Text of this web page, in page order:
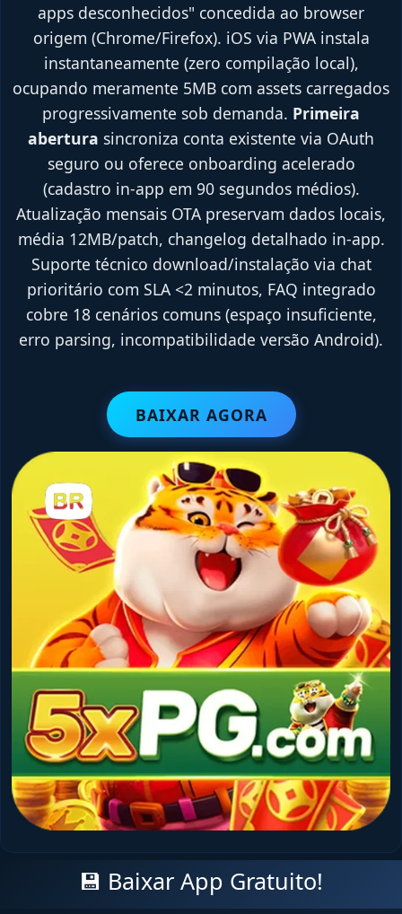
apps desconhecidos" concedida ao browser
origem (Chrome/Firefox). iOS via PWA instala
instantaneamente (zero compilação local),
ocupando meramente 5MB com assets carregados
progressivamente sob demanda. Primeira
abertura sincroniza conta existente via OAuth
seguro ou oferece onboarding acelerado
(cadastro in-app em 90 segundos médios).
Atualização mensais OTA preservam dados locais,
média 12MB/patch, changelog detalhado in-app.
Suporte técnico download/instalação via chat
prioritário com SLA <2 minutos, FAQ integrado
cobre 18 cenários comuns (espaço insuficiente,
erro parsing, incompatibilidade versão Android).
BAIXAR AGORA
💾 Baixar App Gratuito!